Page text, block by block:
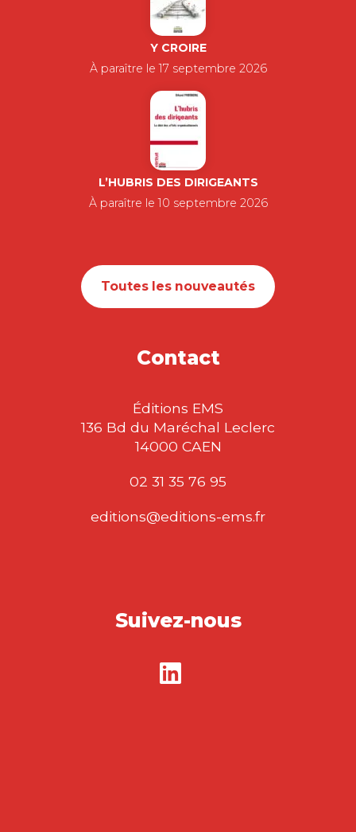
Y CROIRE
À paraître le 17 septembre 2026
L’HUBRIS DES DIRIGEANTS
À paraître le 10 septembre 2026
Toutes les nouveautés
Contact
Éditions EMS
136 Bd du Maréchal Leclerc
14000 CAEN
02 31 35 76 95
editions@editions-ems.fr
Suivez-nous